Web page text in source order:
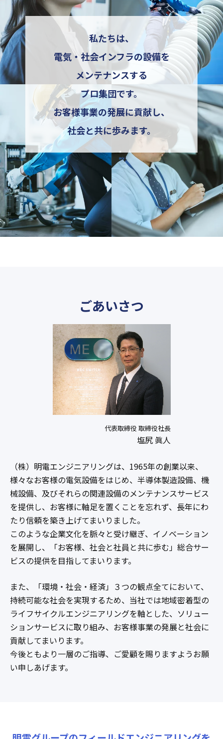
私たちは、
電気・社会インフラの設備を
メンテナンスする
プロ集団です。
お客様事業の発展に貢献し、
社会と共に歩みます。
ごあいさつ
代表取締役 取締役社長
塩尻 眞人
（株）明電エンジニアリングは、1965年の創業以来、
様々なお客様の電気設備をはじめ、半導体製造設備、機
械設備、及びそれらの関連設備のメンテナンスサービス
を提供し、お客様に軸足を置くことを忘れず、長年にわ
たり信頼を築き上げてまいりました。
このような企業文化を脈々と受け継ぎ、イノベーション
を展開し、「お客様、社会と社員と共に歩む」総合サー
ビスの提供を目指してまいります。
また、「環境・社会・経済」３つの観点全てにおいて、
持続可能な社会を実現するため、当社では地域密着型の
ライフサイクルエンジニアリングを軸とした、ソリュー
ションサービスに取り組み、お客様事業の発展と社会に
貢献してまいります。
今後ともより一層のご指導、ご愛顧を賜りますようお願
い申しあげます。